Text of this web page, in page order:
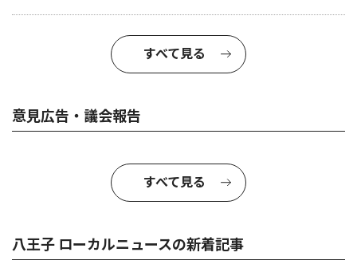
すべて見る
意見広告・議会報告
すべて見る
八王子 ローカルニュースの新着記事